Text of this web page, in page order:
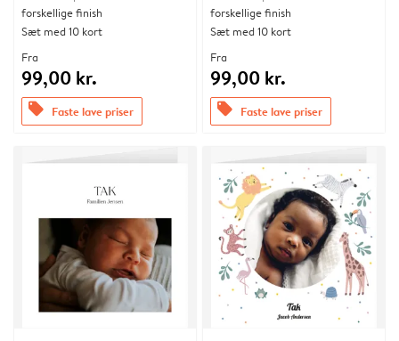
forskellige finish
Sæt med 10 kort
Fra
99,00 kr.
offers Faste lave priser
forskellige finish
Sæt med 10 kort
Fra
99,00 kr.
offers Faste lave priser